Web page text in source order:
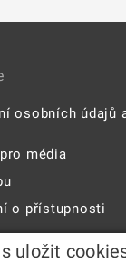
osobních údajů
média
o přístupnosti
uložit